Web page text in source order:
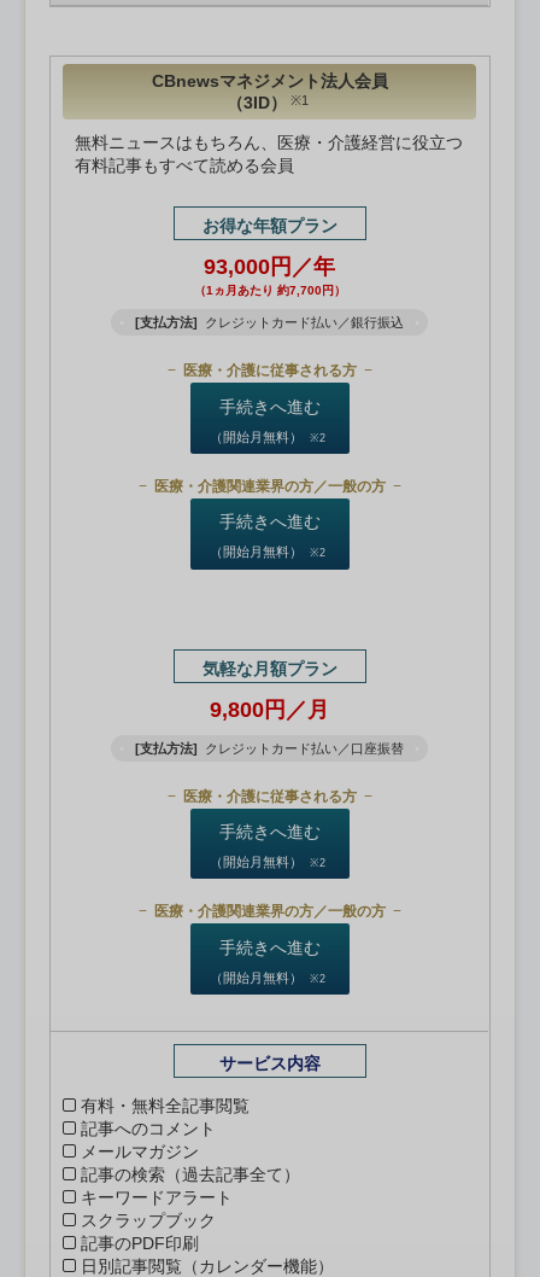
CBnewsマネジメント法人会員
（3ID）
※1
無料ニュースはもちろん、医療・介護経営に役立つ
有料記事もすべて読める会員
お得な年額プラン
93,000円／年
（1ヵ月あたり 約7,700円）
[支払方法] クレジットカード払い／銀行振込
医療・介護に従事される方
手続きへ進む
（開始月無料） ※2
医療・介護関連業界の方／一般の方
手続きへ進む
（開始月無料） ※2
気軽な月額プラン
9,800円／月
[支払方法] クレジットカード払い／口座振替
医療・介護に従事される方
手続きへ進む
（開始月無料） ※2
医療・介護関連業界の方／一般の方
手続きへ進む
（開始月無料） ※2
サービス内容
有料・無料全記事閲覧
記事へのコメント
メールマガジン
記事の検索（過去記事全て）
キーワードアラート
スクラップブック
記事のPDF印刷
日別記事閲覧（カレンダー機能）